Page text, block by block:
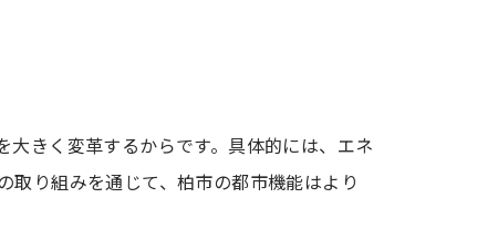
きく変革するからです。具体的には、エネ
り組みを通じて、柏市の都市機能はより